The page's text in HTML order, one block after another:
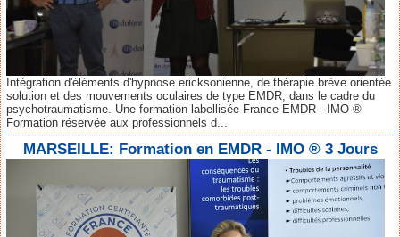
Intégration d'éléments d'hypnose ericksonienne, de thérapie brève orientée
solution et des mouvements oculaires de type EMDR, dans le cadre du
psychotraumatisme. Une formation labellisée France EMDR - IMO ®
Formation réservée aux professionnels d...
MARSEILLE: Formation en EMDR - IMO ® 3 Jours